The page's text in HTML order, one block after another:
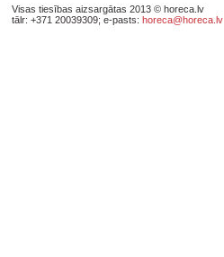
Visas tiesības aizsargātas 2013 © horeca.lv
tālr: +371 20039309; e-pasts: horeca@horeca.lv